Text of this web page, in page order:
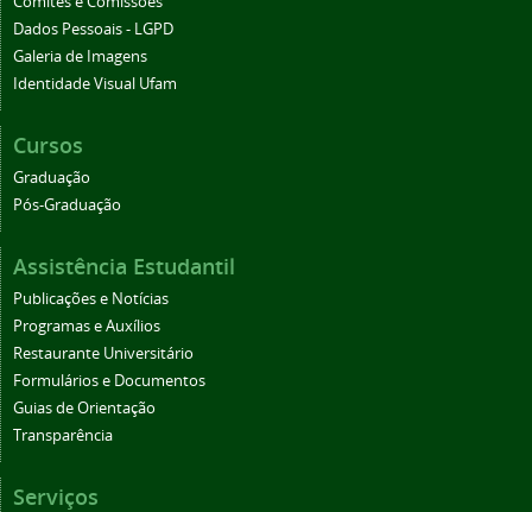
Dados Pessoais - LGPD
Galeria de Imagens
Identidade Visual Ufam
Cursos
Graduação
Pós-Graduação
Assistência Estudantil
Publicações e Notícias
Programas e Auxílios
Restaurante Universitário
Formulários e Documentos
Guias de Orientação
Transparência
Serviços